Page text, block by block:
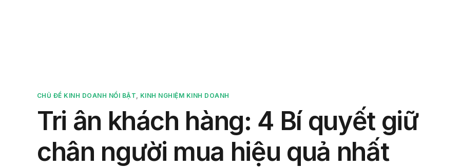
CHỦ ĐỀ KINH DOANH NỔI BẬT, KINH NGHIỆM KINH DOANH
Tri ân khách hàng: 4 Bí quyết giữ
chân người mua hiệu quả nhất